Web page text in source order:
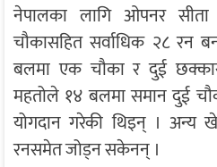
नेपालका लागि ओपनर
चौकासहित सर्वाधिक २८ रन
बलमा एक चौका र दुई
महतोले १४ बलमा समान दुई
योगदान गरेकी थिइन् । अन्य
रनसमेत जोड्न सकेनन् ।